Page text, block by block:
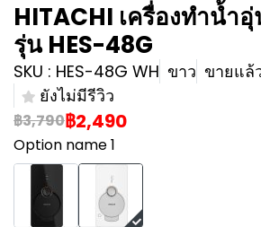
HITACHI เครื่องทำน้ำ
รุ่น HES-48G
SKU : HES-48G WH ขาว ขายแล้
ยังไม่มีรีวิว
฿3,790฿2,490
Option name 1